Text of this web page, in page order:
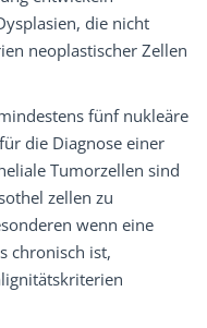
die nicht
neoplastischer Zellen
fünf nukleäre
die Diagnose einer
Tumorzellen sind
zellen zu
wenn eine
chronisch ist,